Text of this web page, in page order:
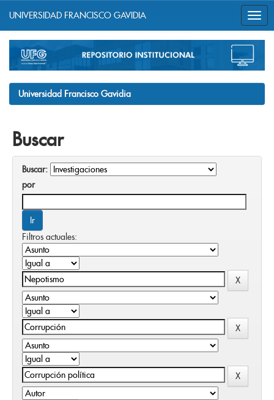
navigation
UNIVERSIDAD FRANCISCO GAVIDIA
Universidad Francisco Gavidia
Buscar
Buscar:
por
Filtros actuales: